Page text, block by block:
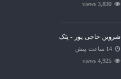
3,830 views
شروین حاجی پور - پتک
14 ساعت پیش
4,925 views